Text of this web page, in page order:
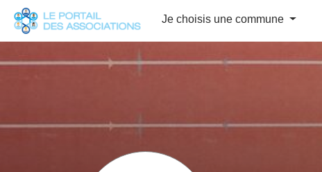
Je choisis une commune
Panneau de gestion des cookies